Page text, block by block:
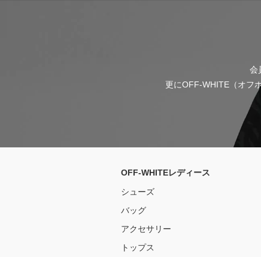
会
更にOFF-WHITE（オフ
OFF-WHITEレディース
シューズ
バッグ
アクセサリー
トップス